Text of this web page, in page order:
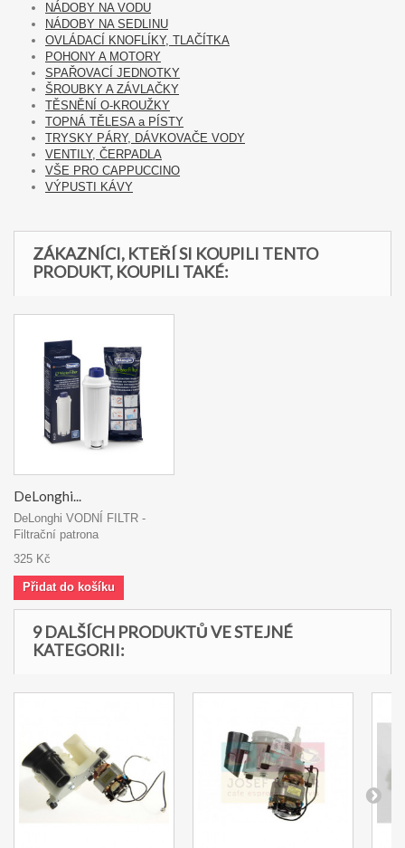
NÁDOBY NA VODU
NÁDOBY NA SEDLINU
OVLÁDACÍ KNOFLÍKY, TLAČÍTKA
POHONY A MOTORY
SPAŘOVACÍ JEDNOTKY
ŠROUBKY A ZÁVLAČKY
TĚSNĚNÍ O-KROUŽKY
TOPNÁ TĚLESA a PÍSTY
TRYSKY PÁRY, DÁVKOVAČE VODY
VENTILY, ČERPADLA
VŠE PRO CAPPUCCINO
VÝPUSTI KÁVY
ZÁKAZNÍCI, KTEŘÍ SI KOUPILI TENTO
PRODUKT, KOUPILI TAKÉ:
DeLonghi...
DeLonghi VODNÍ FILTR -
Filtrační patrona
325 Kč
Přidat do košíku
9 DALŠÍCH PRODUKTŮ VE STEJNÉ
KATEGORII: